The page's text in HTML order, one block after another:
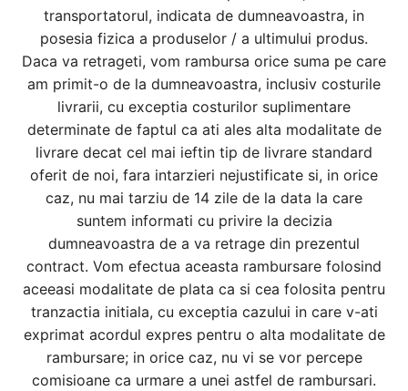
transportatorul, indicata de dumneavoastra, in
posesia fizica a produselor / a ultimului produs.
Daca va retrageti, vom rambursa orice suma pe care
am primit-o de la dumneavoastra, inclusiv costurile
livrarii, cu exceptia costurilor suplimentare
determinate de faptul ca ati ales alta modalitate de
livrare decat cel mai ieftin tip de livrare standard
oferit de noi, fara intarzieri nejustificate si, in orice
caz, nu mai tarziu de 14 zile de la data la care
suntem informati cu privire la decizia
dumneavoastra de a va retrage din prezentul
contract. Vom efectua aceasta rambursare folosind
aceeasi modalitate de plata ca si cea folosita pentru
tranzactia initiala, cu exceptia cazului in care v-ati
exprimat acordul expres pentru o alta modalitate de
rambursare; in orice caz, nu vi se vor percepe
comisioane ca urmare a unei astfel de rambursari.